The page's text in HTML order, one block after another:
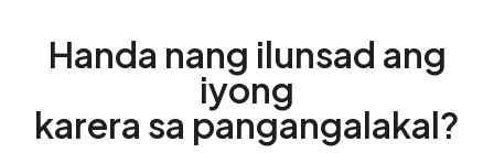
Handa nang ilunsad ang
iyong
karera sa pangangalakal?